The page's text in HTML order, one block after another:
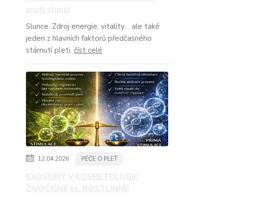
proti slunci
Slunce. Zdroj energie, vitality… ale také
jeden z hlavních faktorů předčasného
stárnutí pleti. číst celé
12.04.2026 PÉČE O PLEŤ
EXOSOMY V KOSMETOLOGII:
ŽIVOČIŠNÉ vs. ROSTLINNÉ